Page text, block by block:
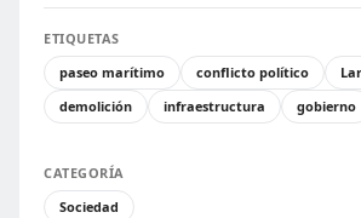
ETIQUETAS
paseo marítimo
conflicto político
demolición
infraestructura gobierno
CATEGORÍA
Sociedad